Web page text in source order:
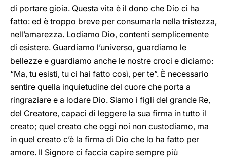
di portare gioia. Questa vita è il dono che Dio ci ha
fatto: ed è troppo breve per consumarla nella tristezza,
nell’amarezza. Lodiamo Dio, contenti semplicemente
di esistere. Guardiamo l’universo, guardiamo le
bellezze e guardiamo anche le nostre croci e diciamo:
“Ma, tu esisti, tu ci hai fatto così, per te”. È necessario
sentire quella inquietudine del cuore che porta a
ringraziare e a lodare Dio. Siamo i figli del grande Re,
del Creatore, capaci di leggere la sua firma in tutto il
creato; quel creato che oggi noi non custodiamo, ma
in quel creato c’è la firma di Dio che lo ha fatto per
amore. Il Signore ci faccia capire sempre più